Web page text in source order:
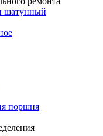
шатунный
поршня